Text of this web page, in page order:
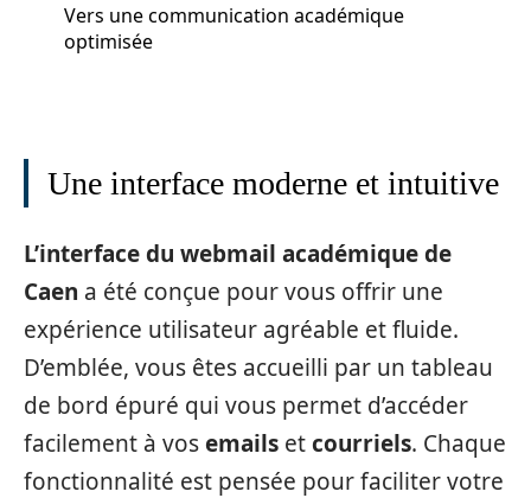
Vers une communication académique
optimisée
Une interface moderne et intuitive
L’interface du webmail académique de
Caen a été conçue pour vous offrir une
expérience utilisateur agréable et fluide.
D’emblée, vous êtes accueilli par un tableau
de bord épuré qui vous permet d’accéder
facilement à vosemails etcourriels. Chaque
fonctionnalité est pensée pour faciliter votre